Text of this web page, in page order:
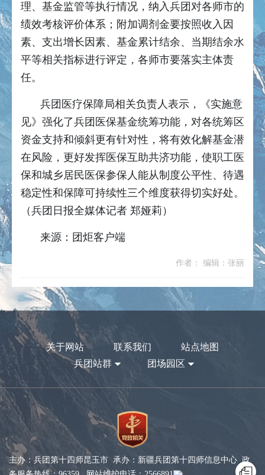
理、基金监管等执行情况，纳入兵团对各师市的
绩效考核评价体系；附加调剂金要按照收入因
素、支出增长因素、基金累计结余、当期结余水
平等相关指标进行评定，各师市要落实主体责
任。
兵团医疗保障局相关负责人表示，《实施意
见》强化了兵团医保基金统筹功能，对各统筹区
资金支持和倾斜更有针对性，将有效化解基金潜
在风险，更好发挥医保互助共济功能，使职工医
保和城乡居民医保参保人能从制度公平性、待遇
稳定性和保障可持续性三个维度获得切实好处。
（兵团日报全媒体记者 郑娅莉）
来源：团炬客户端
作者： 编辑：张丽
关于网站 联系我们
站点地图
兵团站群
团场园区
主办：兵团第十四师昆玉市 承办：新疆兵团第十四师信息中心 政